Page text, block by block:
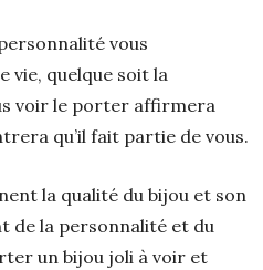
vous
vie, quelque soit la
voir le porter affirmera
qu’il fait partie de vous.
la qualité du bijou et son
de la personnalité et du
un bijou joli à voir et